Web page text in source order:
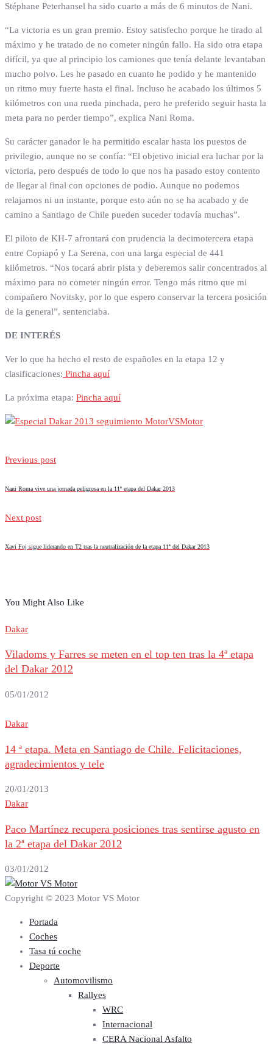
Stéphane Peterhansel ha sido cuarto a más de 6 minutos de Nani.
“La victoria es un gran premio. Estoy satisfecho porque he tirado al
máximo y he tratado de no cometer ningún fallo. Ha sido otra etapa
difícil, ya que al principio los camiones que tenía delante levantaban
mucho polvo. Les he pasado en cuanto he podido y he mantenido
un ritmo muy fuerte hasta el final. Incluso he acabado los últimos 5
kilómetros con una rueda pinchada, pero he preferido seguir hasta la
meta para no perder tiempo”, explica Nani Roma.
Su carácter ganador le ha permitido escalar hasta los puestos de
privilegio, aunque no se confía: “El objetivo inicial era luchar por la
victoria, pero después de todo lo que nos ha pasado estoy contento
de llegar al final con opciones de podio. Aunque no podemos
relajarnos ni un instante, porque esto aún no se ha acabado y de
camino a Santiago de Chile pueden suceder todavía muchas”.
El piloto de KH-7 afrontará con prudencia la decimotercera etapa
entre Copiapó y La Serena, con una larga especial de 441
kilómetros. “Nos tocará abrir pista y deberemos salir concentrados al
máximo para no cometer ningún error. Tengo más ritmo que mi
compañero Novitsky, por lo que espero conservar la tercera posición
de la general”, sentenciaba.
DE INTERÉS
Ver lo que ha hecho el resto de españoles en la etapa 12 y
clasificaciones: Pincha aquí
La próxima etapa: Pincha aquí
Previous post
Nani Roma vive una jornada peligrosa en la 11ª etapa del Dakar 2013
Next post
Xavi Foj sigue liderando en T2 tras la neutralización de la etapa 11ª del Dakar 2013
You Might Also Like
Dakar
Viladoms y Farres se meten en el top ten tras la 4ª etapa
del Dakar 2012
05/01/2012
Dakar
14 ª etapa. Meta en Santiago de Chile. Felicitaciones,
agradecimientos y tele
20/01/2013
Dakar
Paco Martínez recupera posiciones tras sentirse agusto en
la 2ª etapa del Dakar 2012
03/01/2012
Copyright © 2023 Motor VS Motor
Portada
Coches
Tasa tú coche
Deporte
Automovilismo
Rallyes
WRC
Internacional
CERA Nacional Asfalto